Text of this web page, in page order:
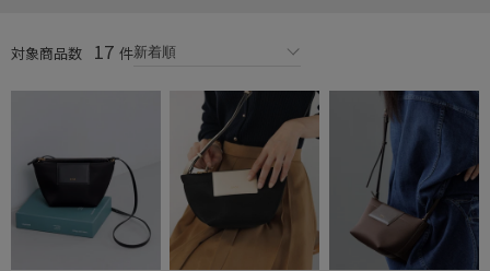
対象商品数 17 件